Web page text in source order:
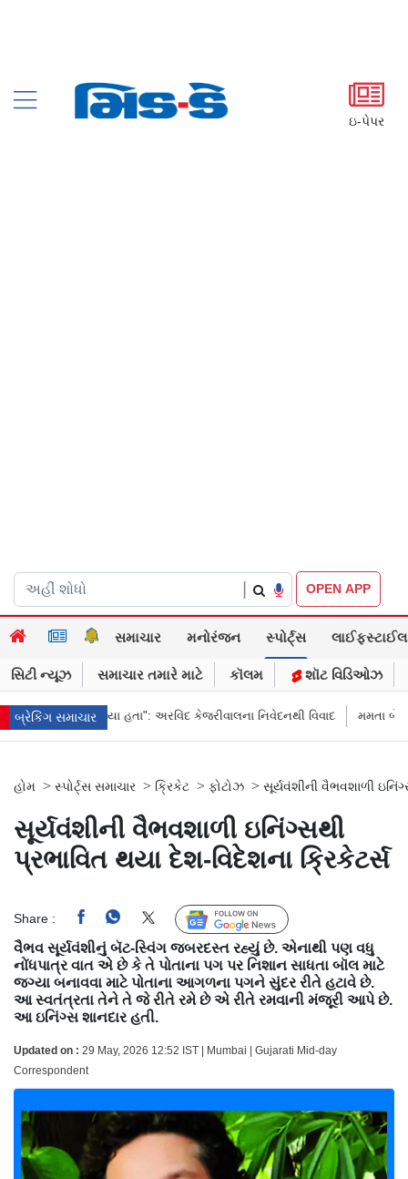
ઇ-પેપર
OPEN APP
સમાચાર મનોરંજન સ્પોર્ટ્સ લાઈફસ્ટાઈલ
સિટી ન્યૂઝ સમાચાર તમારે માટે કૉલમ શૉટ વિડિઓઝ
બ્રેકિંગ સમાચાર
અરવિંદ કેજરીવાલના નિવેદનથી વિવાદ મમતા બેનર્જીના કાફલા પર હુલમો,
હોમ > સ્પોર્ટ્સ સમાચાર > ક્રિકેટ > ફોટોઝ > સૂર્યવંશીની વૈભવશાળી
સૂર્યવંશીની વૈભવશાળી ઇનિંગ્સથી
પ્રભાવિત થયા દેશ-વિદેશના ક્રિકેટર્સ
Share : Follow Us
વૈભવ સૂર્યવંશીનું બૅટ-સ્વિંગ જબરદસ્ત રહ્યું છે. એનાથી પણ વધુ
નોંધપાત્ર વાત એ છે કે તે પોતાના પગ પર નિશાન સાધતા બૉલ માટે
જગ્યા બનાવવા માટે પોતાના આગળના પગને સુંદર રીતે હટાવે છે.
આ સ્વતંત્રતા તેને તે જે રીતે રમે છે એ રીતે રમવાની મંજૂરી આપે છે.
આ ઇનિંગ્સ શાનદાર હતી.
Updated on : 29 May, 2026 12:52 IST | Mumbai | Gujarati Mid-day
Correspondent